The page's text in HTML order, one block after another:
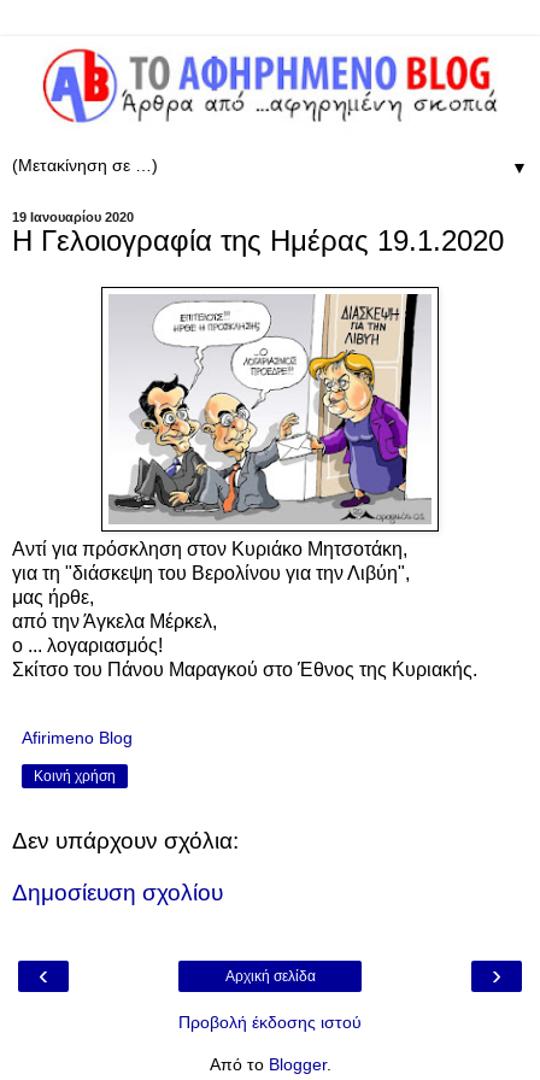
▼
19 Ιανουαρίου 2020
Η Γελοιογραφία της Ημέρας 19.1.2020
Αντί για πρόσκληση στον Κυριάκο Μητσοτάκη,
για τη "διάσκεψη του Βερολίνου για την Λιβύη",
μας ήρθε,
από την Άγκελα Μέρκελ,
ο ... λογαριασμός!
Σκίτσο του Πάνου Μαραγκού στο Έθνος της Κυριακής.
Afirimeno Blog
Κοινή χρήση
Δεν υπάρχουν σχόλια:
Δημοσίευση σχολίου
‹ ›
Αρχική σελίδα
Προβολή έκδοσης ιστού
Από το Blogger.